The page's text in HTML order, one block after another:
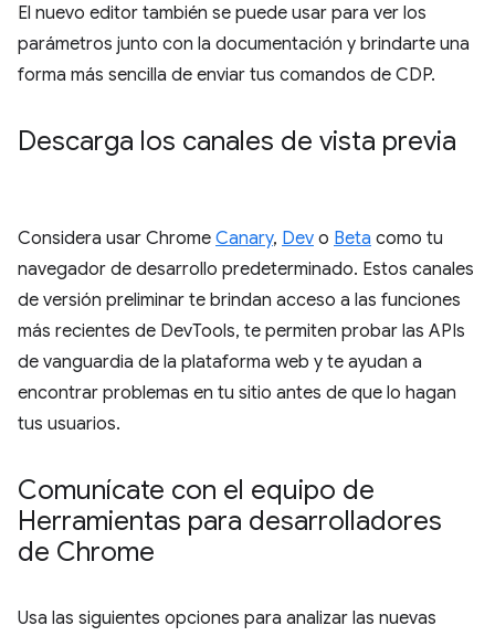
El nuevo editor también se puede usar para ver los
parámetros junto con la documentación y brindarte una
forma más sencilla de enviar tus comandos de CDP.
Descarga los canales de vista previa
Considera usar Chrome Canary, Dev o Beta como tu
navegador de desarrollo predeterminado. Estos canales
de versión preliminar te brindan acceso a las funciones
más recientes de DevTools, te permiten probar las APIs
de vanguardia de la plataforma web y te ayudan a
encontrar problemas en tu sitio antes de que lo hagan
tus usuarios.
Comunícate con el equipo de
Herramientas para desarrolladores
de Chrome
Usa las siguientes opciones para analizar las nuevas